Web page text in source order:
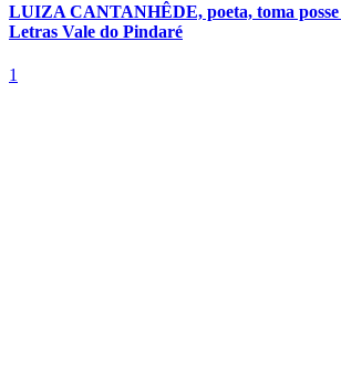
LUIZA CANTANHÊDE, poeta, toma posse
Letras Vale do Pindaré
1